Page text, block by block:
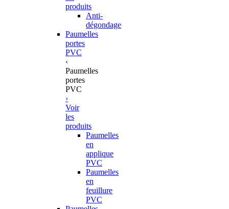
produits
Anti-
dégondage
Paumelles
portes
PVC
‹
Paumelles
portes
PVC
›
Voir
les
produits
Paumelles
en
applique
PVC
Paumelles
en
feuillure
PVC